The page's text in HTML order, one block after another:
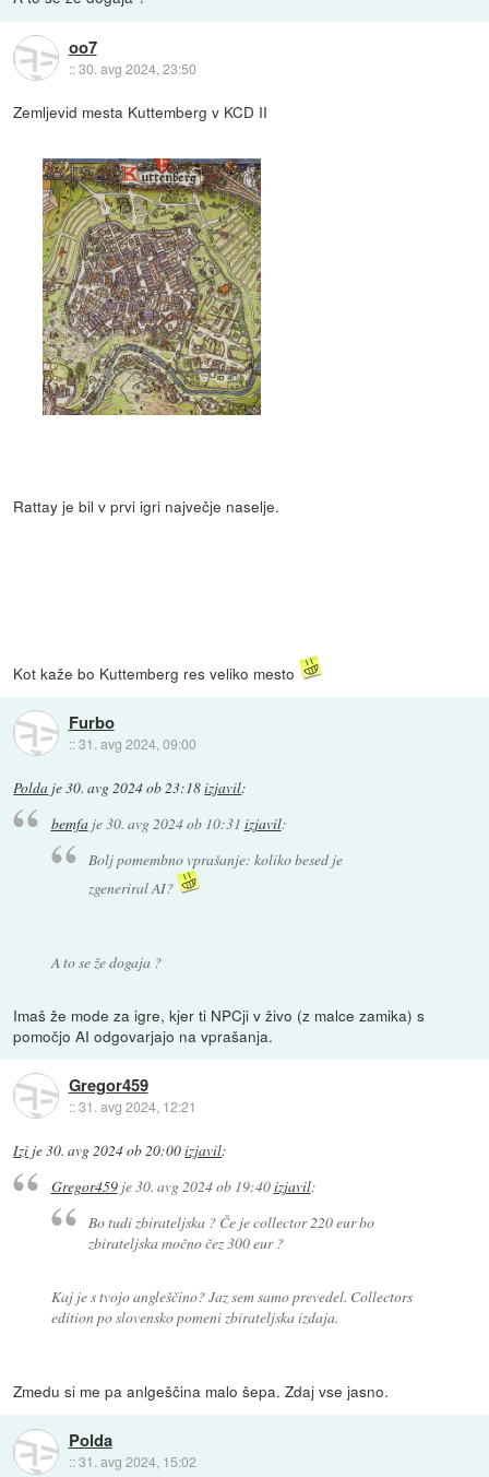
oo7
::30. avg 2024, 23:50
Zemljevid mesta Kuttemberg v KCD II
Rattay je bil v prvi igri največje naselje.
Kot kaže bo Kuttemberg res veliko mesto
Furbo
::31. avg 2024, 09:00
Polda je30. avg 2024 ob 23:18izjavil:
bemfaje30. avg 2024 ob 10:31 izjavil:
Bolj pomembno vprašanje: koliko besed je
zgeneriral AI?
A to se že dogaja ?
Imaš že mode za igre, kjer ti NPCji v živo (z malce zamika) s
pomočjo AI odgovarjajo na vprašanja.
Gregor459
::31. avg 2024, 12:21
Izi je30. avg 2024 ob 20:00izjavil:
Gregor459je30. avg 2024 ob 19:40izjavil:
Bo tudi zbirateljska ? Če je collector 220 eur bo
zbirateljska močno čez 300 eur ?
Kaj je s tvojo angleščino? Jaz sem samo prevedel. Collectors
edition po slovensko pomeni zbirateljska izdaja.
Zmedu si me pa anlgeščina malo šepa. Zdaj vse jasno.
Polda
::31. avg 2024, 15:02